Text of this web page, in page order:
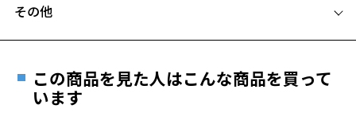
安心1 フレーム１年間品質保証
その他
ご希望のお客さまは、「レンズ交換券」をお選びのうえ、
最寄りのZoff実店舗にてレンズをお買い求めください。
※サングラスやパッケージ品では「レンズ交換券」はお選び
この商品を見た人はこんな商品を買って
います